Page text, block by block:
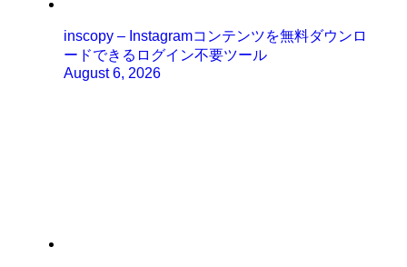
inscopy – Instagramコンテンツを無料ダウンロ
ードできるログイン不要ツール
August 6, 2026